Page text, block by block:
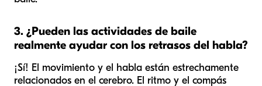
3. ¿Pueden las actividades de baile
realmente ayudar con los retrasos del habla?
¡Sí! El movimiento y el habla están estrechamente
relacionados en el cerebro. El ritmo y el compás